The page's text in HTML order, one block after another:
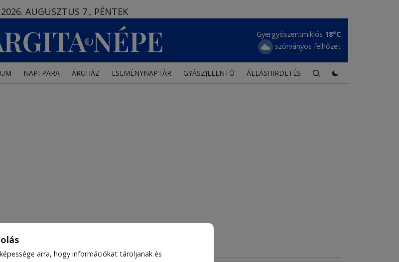
arra, hogy információkat tároljanak és
2026. AUGUSZTUS 7., PÉNTEK
Maroshévíz 20°C
kevés felhő
NAPI PARA ÁRUHÁZ ESEMÉNYNAPTÁR GYÁSZJELENTŐ ÁLLÁSHIRDETÉS